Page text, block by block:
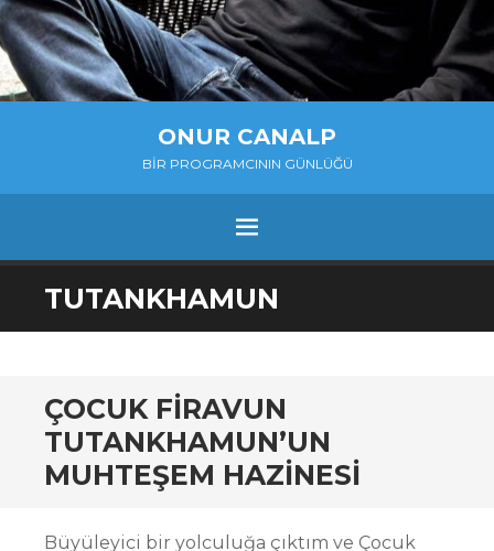
ONUR CANALP
BIR PROGRAMCININ GÜNLÜĞÜ
MENU
SKIP
TO
TUTANKHAMUN
ÇOCUK FIRAVUN
TUTANKHAMUN’UN
MUHTEŞEM HAZINESI
Büyüleyici bir yolculuğa çıktım ve Çocuk